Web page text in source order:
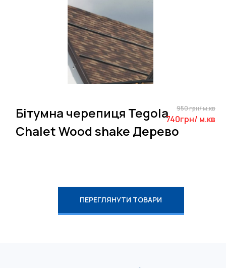
Бітумна черепиця Tegola
Chalet Wood shake Дерево
950 грн/ м.кв
740грн/ м.кв
ПЕРЕГЛЯНУТИ ТОВАРИ